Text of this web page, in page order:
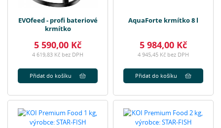
EVOfeed - profi bateriové
krmítko
5 590,00 Kč
4 619,83 Kč bez DPH
Přidat do košíku
AquaForte krmítko 8 l
5 984,00 Kč
4 945,45 Kč bez DPH
Přidat do košíku